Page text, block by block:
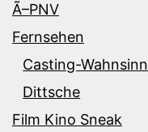
Ã–PNV
Fernsehen
Casting-Wahnsinn
Dittsche
Film Kino Sneak